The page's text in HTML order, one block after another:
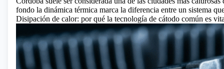
fondo la dinámica térmica marca la diferencia entre un sistema
Disipación de calor: por qué la tecnología de cátodo común es